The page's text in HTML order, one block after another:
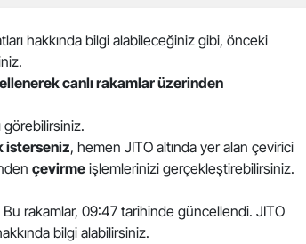
Erzincan
hakkında bilgi alabileceğiniz gibi, önceki
canlı rakamlar üzerinden
görebilirsiniz.
isterseniz, hemen JITO altında yer alan çevirici
çevirme işlemlerinizi gerçekleştirebilirsiniz.
Bu rakamlar, 09:47 tarihinde güncellendi. JITO
bilgi alabilirsiniz.